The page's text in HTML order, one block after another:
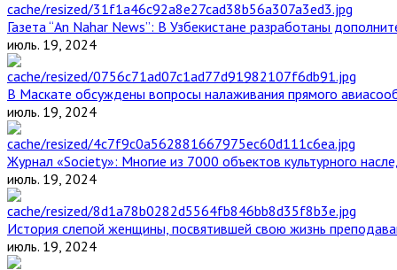
Газета “An Nahar News”: В Узбекистане разработаны
июль. 19, 2024
В Маскате обсуждены вопросы налаживания прямого
июль. 19, 2024
Журнал «Society»: Многие из 7000 объектов культурного
июль. 19, 2024
История слепой женщины, посвятившей свою жизнь
июль. 19, 2024